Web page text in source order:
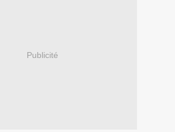
Publicité